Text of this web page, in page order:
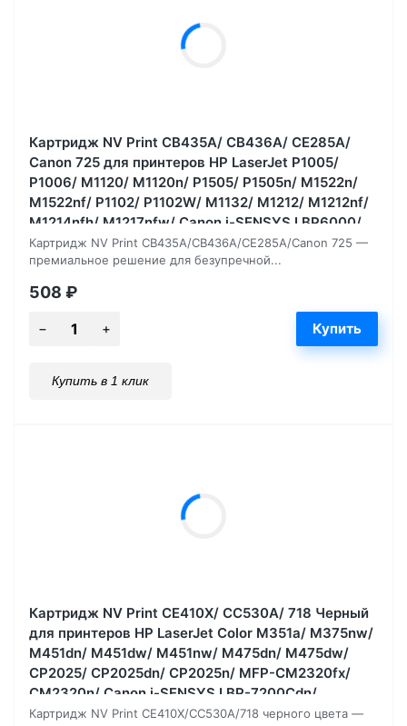
Картридж NV Print CB435A/ CB436A/ CE285A/
Canon 725 для принтеров HP LaserJet P1005/
P1006/ M1120/ M1120n/ P1505/ P1505n/ M1522n/
M1522nf/ P1102/ P1102W/ M1132/ M1212/ M1212nf/
M1214nfh/ M1217nfw/ Canon i-SENSYS LBP6000/
LBP6000B, 2000 страниц
Картридж NV Print CB435A/CB436A/CE285A/Canon 725 —
премиальное решение для безупречной...
508 ₽
Купить в 1 клик
Картридж NV Print CE410X/ CC530A/ 718 Черный
для принтеров HP LaserJet Color M351a/ M375nw/
M451dn/ M451dw/ M451nw/ M475dn/ M475dw/
CP2025/ CP2025dn/ CP2025n/ MFP-CM2320fx/
CM2320n/ Canon i-SENSYS LBP-7200Cdn/
7210Cdn/ 7660, 4000 страниц
Картридж NV Print CE410X/CC530A/718 черного цвета —